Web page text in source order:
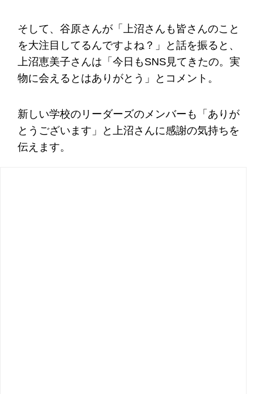
そして、谷原さんが「上沼さんも皆さんのこと
を大注目してるんですよね？」と話を振ると、
上沼恵美子さんは「今日もSNS見てきたの。実
物に会えるとはありがとう」とコメント。
新しい学校のリーダーズのメンバーも「ありが
とうございます」と上沼さんに感謝の気持ちを
伝えます。